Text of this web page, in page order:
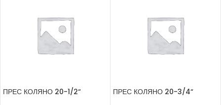
ПРЕС КОЛЯНО 20-1/2“
ПРЕС КОЛЯНО 20-3/4“